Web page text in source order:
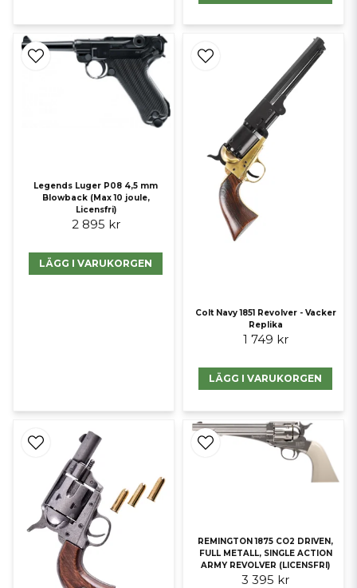
Legends Luger P08 4,5 mm
Blowback (Max 10 joule,
Licensfri)
2 895 kr
LÄGG I VARUKORGEN
Colt Navy 1851 Revolver - Vacker
Replika
1 749 kr
LÄGG I VARUKORGEN
REMINGTON 1875 CO2 DRIVEN,
FULL METALL, SINGLE ACTION
ARMY REVOLVER (LICENSFRI)
3 395 kr